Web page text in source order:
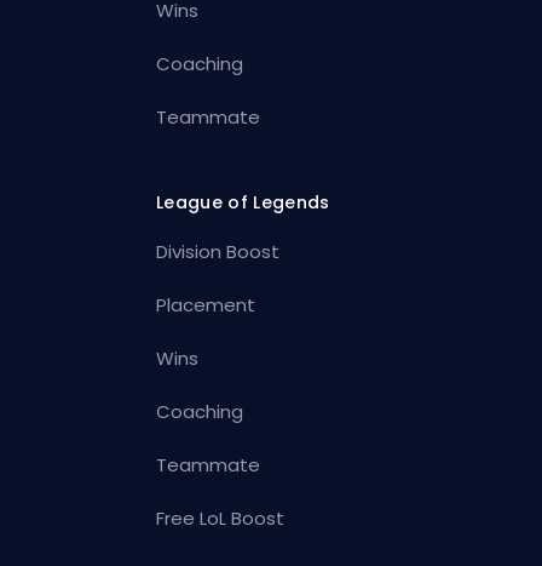
Wins
Coaching
Teammate
League of Legends
Division Boost
Placement
Wins
Coaching
Teammate
Free LoL Boost